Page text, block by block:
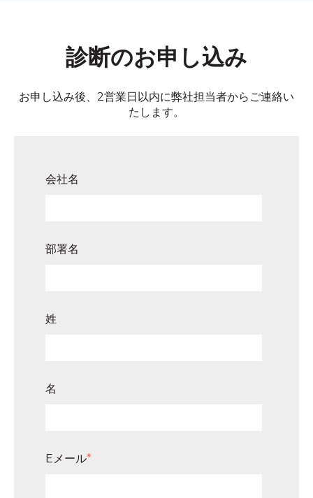
診断のお申し込み
お申し込み後、2営業日以内に弊社担当者からご連絡い
たします。
会社名
部署名
姓
名
Eメール*